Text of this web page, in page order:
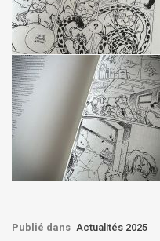
Publié dans Actualités 2025